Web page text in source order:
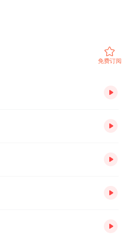
语有很好的
m 试学一下，有声音
免费订阅